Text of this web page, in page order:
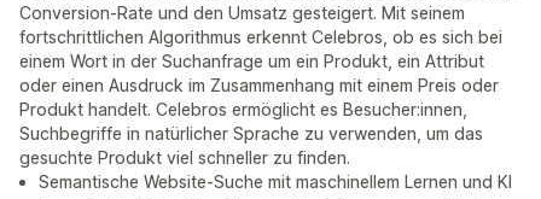
Conversion-Rate und den Umsatz gesteigert. Mit seinem
fortschrittlichen Algorithmus erkennt Celebros, ob es sich bei
einem Wort in der Suchanfrage um ein Produkt, ein Attribut
oder einen Ausdruck im Zusammenhang mit einem Preis oder
Produkt handelt. Celebros ermöglicht es Besucher:innen,
Suchbegriffe in natürlicher Sprache zu verwenden, um das
gesuchte Produkt viel schneller zu finden.
Semantische Website-Suche mit maschinellem Lernen und KI